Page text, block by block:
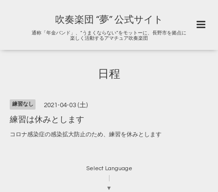
吹奏楽団 “夢” 公式サイト
通称「年金バンド」、“うまくならない”をモットーに、長野市を拠点に
楽しく活動するアマチュア吹奏楽団
日程
練習なし 2021-04-03 (土)
練習は休みとします
コロナ感染症の感染拡大防止のため、練習を休みとします
Select Language
▼